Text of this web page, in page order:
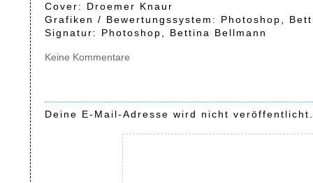
Cover: Droemer Knaur
Grafiken / Bewertungssystem: Photoshop,
Signatur: Photoshop, Bettina Bellmann
Keine Kommentare
Deine E-Mail-Adresse wird nicht veröffentlicht.